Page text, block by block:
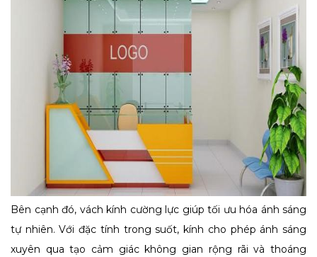
Bên cạnh đó, vách kính cường lực giúp tối ưu hóa ánh sáng
tự nhiên. Với đặc tính trong suốt, kính cho phép ánh sáng
xuyên qua tạo cảm giác không gian rộng rãi và thoáng